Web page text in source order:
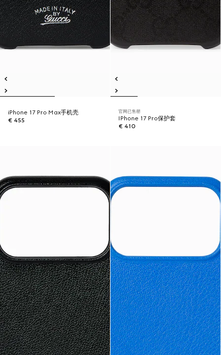
iPhone 17 Pro Max手机壳
€ 455
官网已售罄
IPhone 17 Pro保护套
€ 410